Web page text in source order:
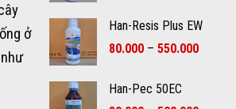
ở
85.000₫
đến
Han-Resis Plus EW
80.000 – 550.000Khoảng
Han-Pec 50EC